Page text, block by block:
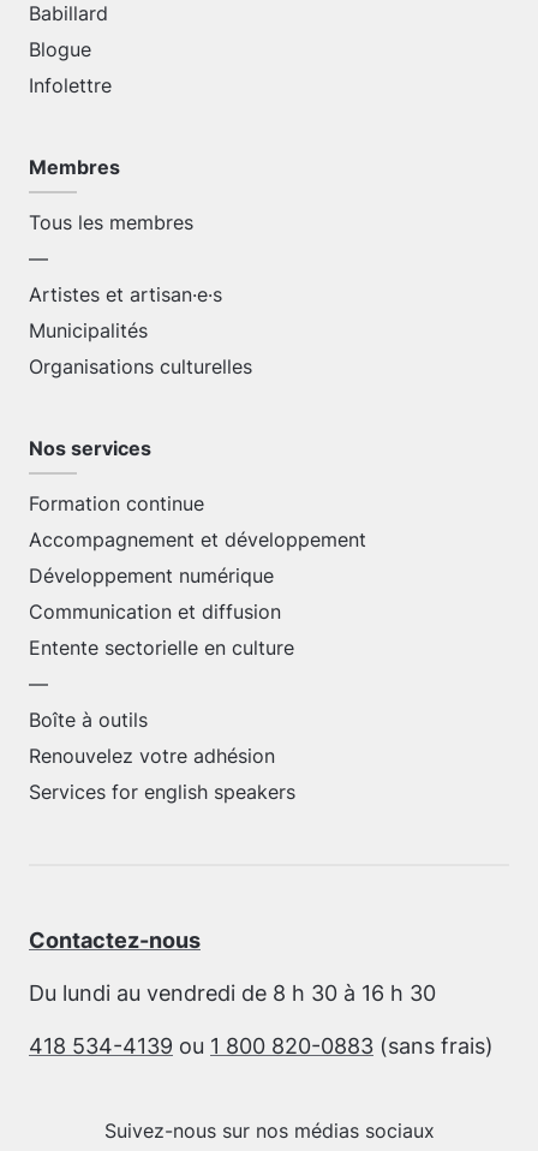
Babillard
Blogue
Infolettre
Membres
Tous les membres
—
Artistes et artisan·e·s
Municipalités
Organisations culturelles
Nos services
Formation continue
Accompagnement et développement
Développement numérique
Communication et diffusion
Entente sectorielle en culture
—
Boîte à outils
Renouvelez votre adhésion
Services for english speakers
Contactez-nous
Du lundi au vendredi de 8 h 30 à 16 h 30
418 534-4139 ou 1 800 820-0883 (sans frais)
Suivez-nous sur nos médias sociaux